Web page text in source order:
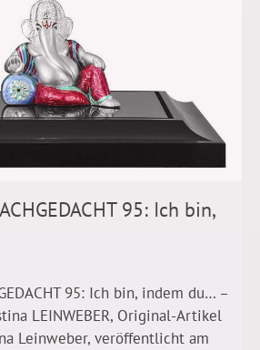
95: Ich bin,
95: Ich bin, indem du… –
LEINWEBER, Original-Artikel
Leinweber, veröffentlicht am